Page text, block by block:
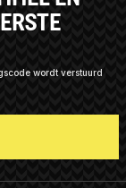
wordt verstuurd